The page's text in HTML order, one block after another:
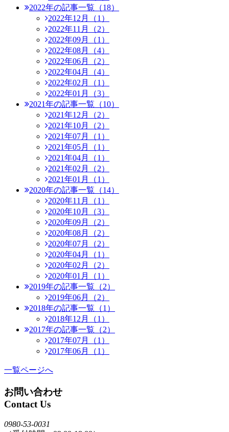
2022年の記事一覧（18）
2022年12月（1）
2022年11月（2）
2022年09月（1）
2022年08月（4）
2022年06月（2）
2022年04月（4）
2022年02月（1）
2022年01月（3）
2021年の記事一覧（10）
2021年12月（2）
2021年10月（2）
2021年07月（1）
2021年05月（1）
2021年04月（1）
2021年02月（2）
2021年01月（1）
2020年の記事一覧（14）
2020年11月（1）
2020年10月（3）
2020年09月（2）
2020年08月（2）
2020年07月（2）
2020年04月（1）
2020年02月（2）
2020年01月（1）
2019年の記事一覧（2）
2019年06月（2）
2018年の記事一覧（1）
2018年12月（1）
2017年の記事一覧（2）
2017年07月（1）
2017年06月（1）
一覧ページへ
お問い合わせ
Contact Us
0980-53-0031